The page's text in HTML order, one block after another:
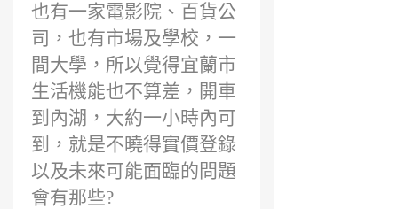
也有一家電影院、百貨公
司，也有市場及學校，一
間大學，所以覺得宜蘭市
生活機能也不算差，開車
到內湖，大約一小時內可
到，就是不曉得實價登錄
以及未來可能面臨的問題
會有那些?